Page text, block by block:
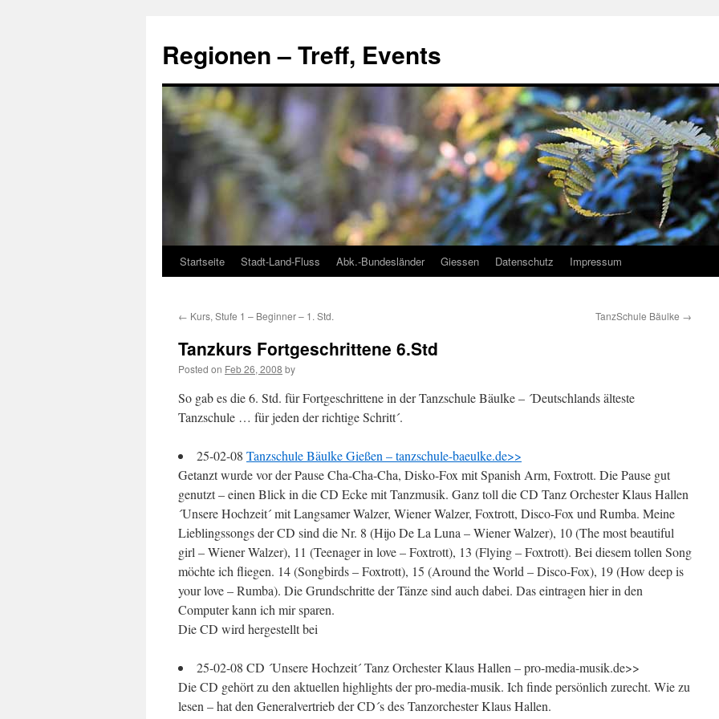
content
Regionen – Treff, Events
Startseite Stadt-Land-Fluss Abk.-Bundesländer Giessen Datenschutz Impressum
← Kurs, Stufe 1 – Beginner – 1. Std. TanzSchule Bäulke →
Tanzkurs Fortgeschrittene 6.Std
Posted on Feb 26, 2008 by
So gab es die 6. Std. für Fortgeschrittene in der Tanzschule Bäulke – ´Deutschlands älteste
Tanzschule … für jeden der richtige Schritt´.
25-02-08 Tanzschule Bäulke Gießen – tanzschule-baeulke.de>>
Getanzt wurde vor der Pause Cha-Cha-Cha, Disko-Fox mit Spanish Arm, Foxtrott. Die Pause gut
genutzt – einen Blick in die CD Ecke mit Tanzmusik. Ganz toll die CD Tanz Orchester Klaus Hallen
´Unsere Hochzeit´ mit Langsamer Walzer, Wiener Walzer, Foxtrott, Disco-Fox und Rumba. Meine
Lieblingssongs der CD sind die Nr. 8 (Hijo De La Luna – Wiener Walzer), 10 (The most beautiful
girl – Wiener Walzer), 11 (Teenager in love – Foxtrott), 13 (Flying – Foxtrott). Bei diesem tollen Song
möchte ich fliegen. 14 (Songbirds – Foxtrott), 15 (Around the World – Disco-Fox), 19 (How deep is
your love – Rumba). Die Grundschritte der Tänze sind auch dabei. Das eintragen hier in den
Computer kann ich mir sparen.
Die CD wird hergestellt bei
25-02-08 CD ´Unsere Hochzeit´ Tanz Orchester Klaus Hallen – pro-media-musik.de>>
Die CD gehört zu den aktuellen highlights der pro-media-musik. Ich finde persönlich zurecht. Wie zu
lesen – hat den Generalvertrieb der CD´s des Tanzorchester Klaus Hallen.